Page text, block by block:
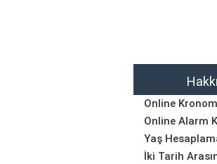
Online
Online Alarm
Yaş
İki Tarih